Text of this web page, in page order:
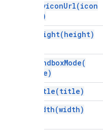
FaviconUrl(icon
Url)
Height(height)
SandboxMode(
mode)
Title(title)
Width(width)